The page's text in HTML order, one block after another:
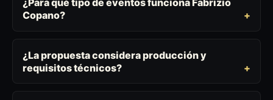
¿Para qué tipo de eventos funciona Fabrizio
Copano?
¿La propuesta considera producción y
requisitos técnicos?